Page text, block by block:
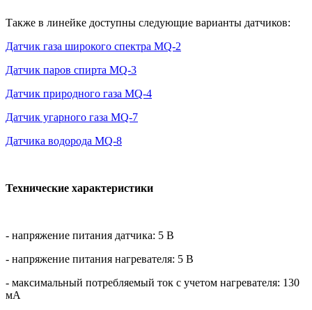
Также в линейке доступны следующие варианты датчиков:
Датчик газа широкого спектра MQ-2
Датчик паров спирта MQ-3
Датчик природного газа MQ-4
Датчик угарного газа MQ-7
Датчика водорода MQ-8
Технические характеристики
- напряжение питания датчика: 5 В
- напряжение питания нагревателя: 5 В
- максимальный потребляемый ток с учетом нагревателя: 130
мА